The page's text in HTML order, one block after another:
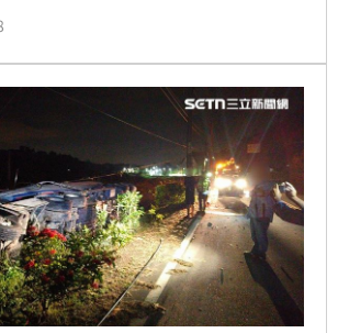
，讓後來經過的3名機車騎士因此摔
未酒駕，後續警方將通知小貨車駕駛
道路交通管理處罰條例》第30條第1
吊扣駕駛執照1年。